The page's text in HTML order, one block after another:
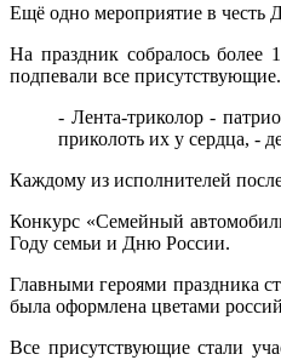
Ещё одно мероприятие в честь
На праздник собралось
подпевали все присутствующие.
- Лента-триколор -
приколоть их у сердца, -
Каждому из исполнителей
Конкурс «Семейный
Году семьи и Дню России.
Главными героями праздника
была оформлена цветами
Все присутствующие стали